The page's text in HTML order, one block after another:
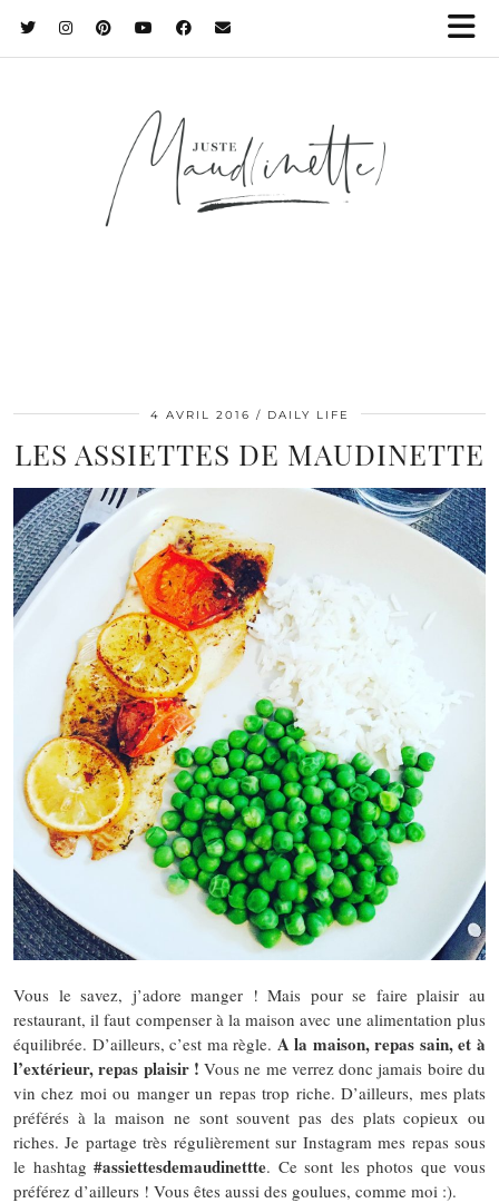
4 AVRIL 2016 DAILY LIFE
LES ASSIETTES DE MAUDINETTE
Vous le savez, j’adore manger ! Mais pour se faire plaisir au
restaurant, il faut compenser à la maison avec une alimentation plus
équilibrée. D’ailleurs, c’est ma règle. A la maison, repas sain, et à
l’extérieur, repas plaisir ! Vous ne me verrez donc jamais boire du
vin chez moi ou manger un repas trop riche. D’ailleurs, mes plats
préférés à la maison ne sont souvent pas des plats copieux ou
riches. Je partage très régulièrement sur Instagram mes repas sous
le hashtag #assiettesdemaudinettte. Ce sont les photos que vous
préférez d’ailleurs ! Vous êtes aussi des goulues, comme moi :).